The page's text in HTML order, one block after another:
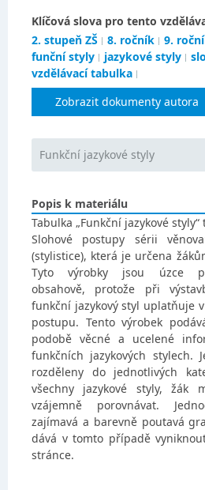
Klíčová slova pro tento
2. stupeň ZŠ
8. ročník 9.
funční styly
jazykové styly
vzdělávací tabulka
Zobrazit dokumenty autora
Funkční jazykové styly
Popis k materiálu
Tabulka „Funkční jazykové
Slohové postupy sérii
(stylistice), která je určena
Tyto výrobky jsou úzce
obsahově, protože při
funkční jazykový styl uplatňuje
postupu. Tento výrobek
podobě věcné a ucelené
funkčních jazykových stylech.
rozděleny do jednotlivých
všechny jazykové styly, žák
vzájemně porovnávat.
zajímavá a barevně poutavá
dává v tomto případě
stránce.